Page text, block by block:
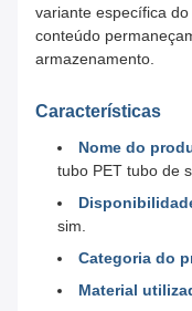
variante específica
conteúdo
armazenamento.
Características
Nome do
tubo PET tubo de
sim.
Categoria do
Material